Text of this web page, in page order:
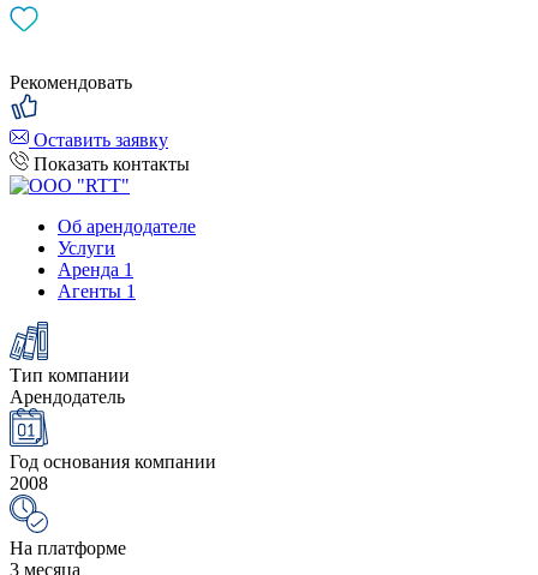
Рекомендовать
Оставить заявку
Показать контакты
Об арендодателе
Услуги
Аренда 1
Агенты 1
Тип компании
Арендодатель
Год основания компании
2008
На платформе
3 месяца